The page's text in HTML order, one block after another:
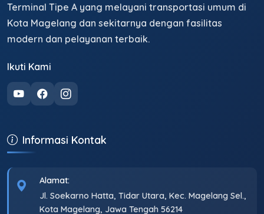
Terminal Tipe A yang melayani transportasi umum di
Kota Magelang dan sekitarnya dengan fasilitas
modern dan pelayanan terbaik.
Ikuti Kami
Informasi Kontak
Alamat:
Jl. Soekarno Hatta, Tidar Utara, Kec. Magelang Sel.,
Kota Magelang, Jawa Tengah 56214